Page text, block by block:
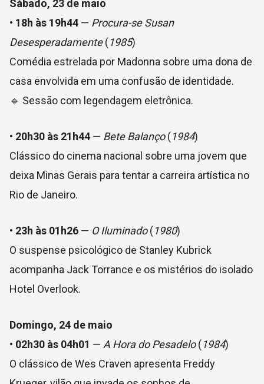
Sábado, 23 de maio
• 18h às 19h44 — Procura-se Susan
Desesperadamente(1985)
Comédia estrelada por Madonna sobre uma dona de
casa envolvida em uma confusão de identidade.
🔹 Sessão com legendagem eletrônica.
• 20h30 às 21h44 — Bete Balanço(1984)
Clássico do cinema nacional sobre uma jovem que
deixa Minas Gerais para tentar a carreira artística no
Rio de Janeiro.
• 23h às 01h26 — O Iluminado(1980)
O suspense psicológico de Stanley Kubrick
acompanha Jack Torrance e os mistérios do isolado
Hotel Overlook.
Domingo, 24 de maio
• 02h30 às 04h01 — A Hora do Pesadelo(1984)
O clássico de Wes Craven apresenta Freddy